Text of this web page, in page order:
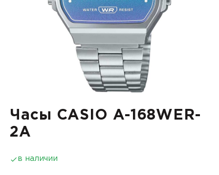
Часы CASIO A-168WER-
2A
в наличии